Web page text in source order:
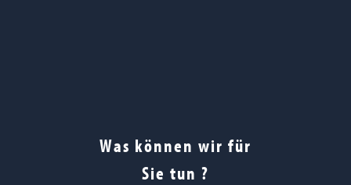
Was können wir für
Sie tun ?